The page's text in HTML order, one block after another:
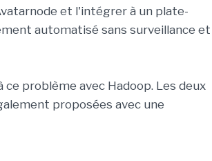
et l'intégrer à un plate-
automatisé sans surveillance et
problème avec Hadoop. Les deux
proposées avec une